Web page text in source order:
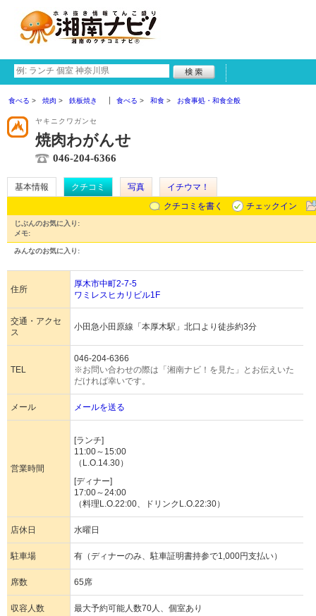
食べる 焼肉 鉄板焼き 食べる 和食 お食事処・和食全般
ヤキニクワガンセ
焼肉わがんせ
046-204-6366
基本情報 クチコミ 写真
イチウマ！
クチコミを書く
チェックイン
じぶんのお気に入り:
メモ:
みんなのお気に入り:
住所
厚木市中町2-7-5
ワミレスヒカリビル1F
交通・アクセ
ス
小田急小田原線「本厚木駅」北口より徒歩約3分
TEL
046-204-6366
※お問い合わせの際は「湘南ナビ！を見た」とお伝えいた
だければ幸いです。
メール メールを送る
営業時間
[ランチ]
11:00～15:00
（L.O.14.30）
[ディナー]
17:00～24:00
（料理L.O.22:00、ドリンクL.O.22:30）
店休日 水曜日
駐車場 有（ディナーのみ、駐車証明書持参で1,000円支払い）
席数 65席
収容人数 最大予約可能人数70人、個室あり